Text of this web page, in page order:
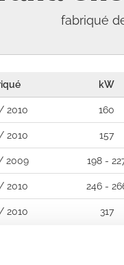
fabriqué
kW
2010 160
2010 157
2009 198 -
2010 246 -
2010 317